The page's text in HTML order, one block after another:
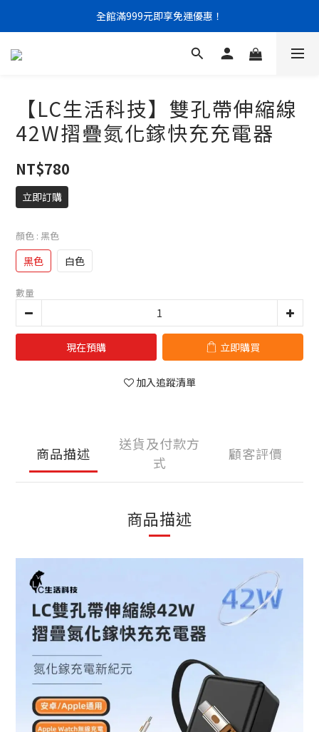
門市限定｜現金結帳不限金額 95 折
門市限定｜現金結帳不限金額 95 折
【LC生活科技】雙孔帶伸縮線
42W摺疊氮化鎵快充充電器
NT$780
立即訂購
顏色 : 黑色
黑色 白色
數量
現在預購 立即購買
加入追蹤清單
商品描述
送貨及付款方
式
顧客評價
商品描述